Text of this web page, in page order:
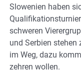
Slowenien haben
schweren
und Serbien stehen
im Weg, dazu
zehren wollen.